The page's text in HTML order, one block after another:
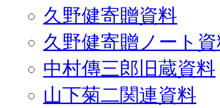
久野健寄贈資料
久野健寄贈ノート
中村傳三郎旧蔵資料
山下菊二関連資料